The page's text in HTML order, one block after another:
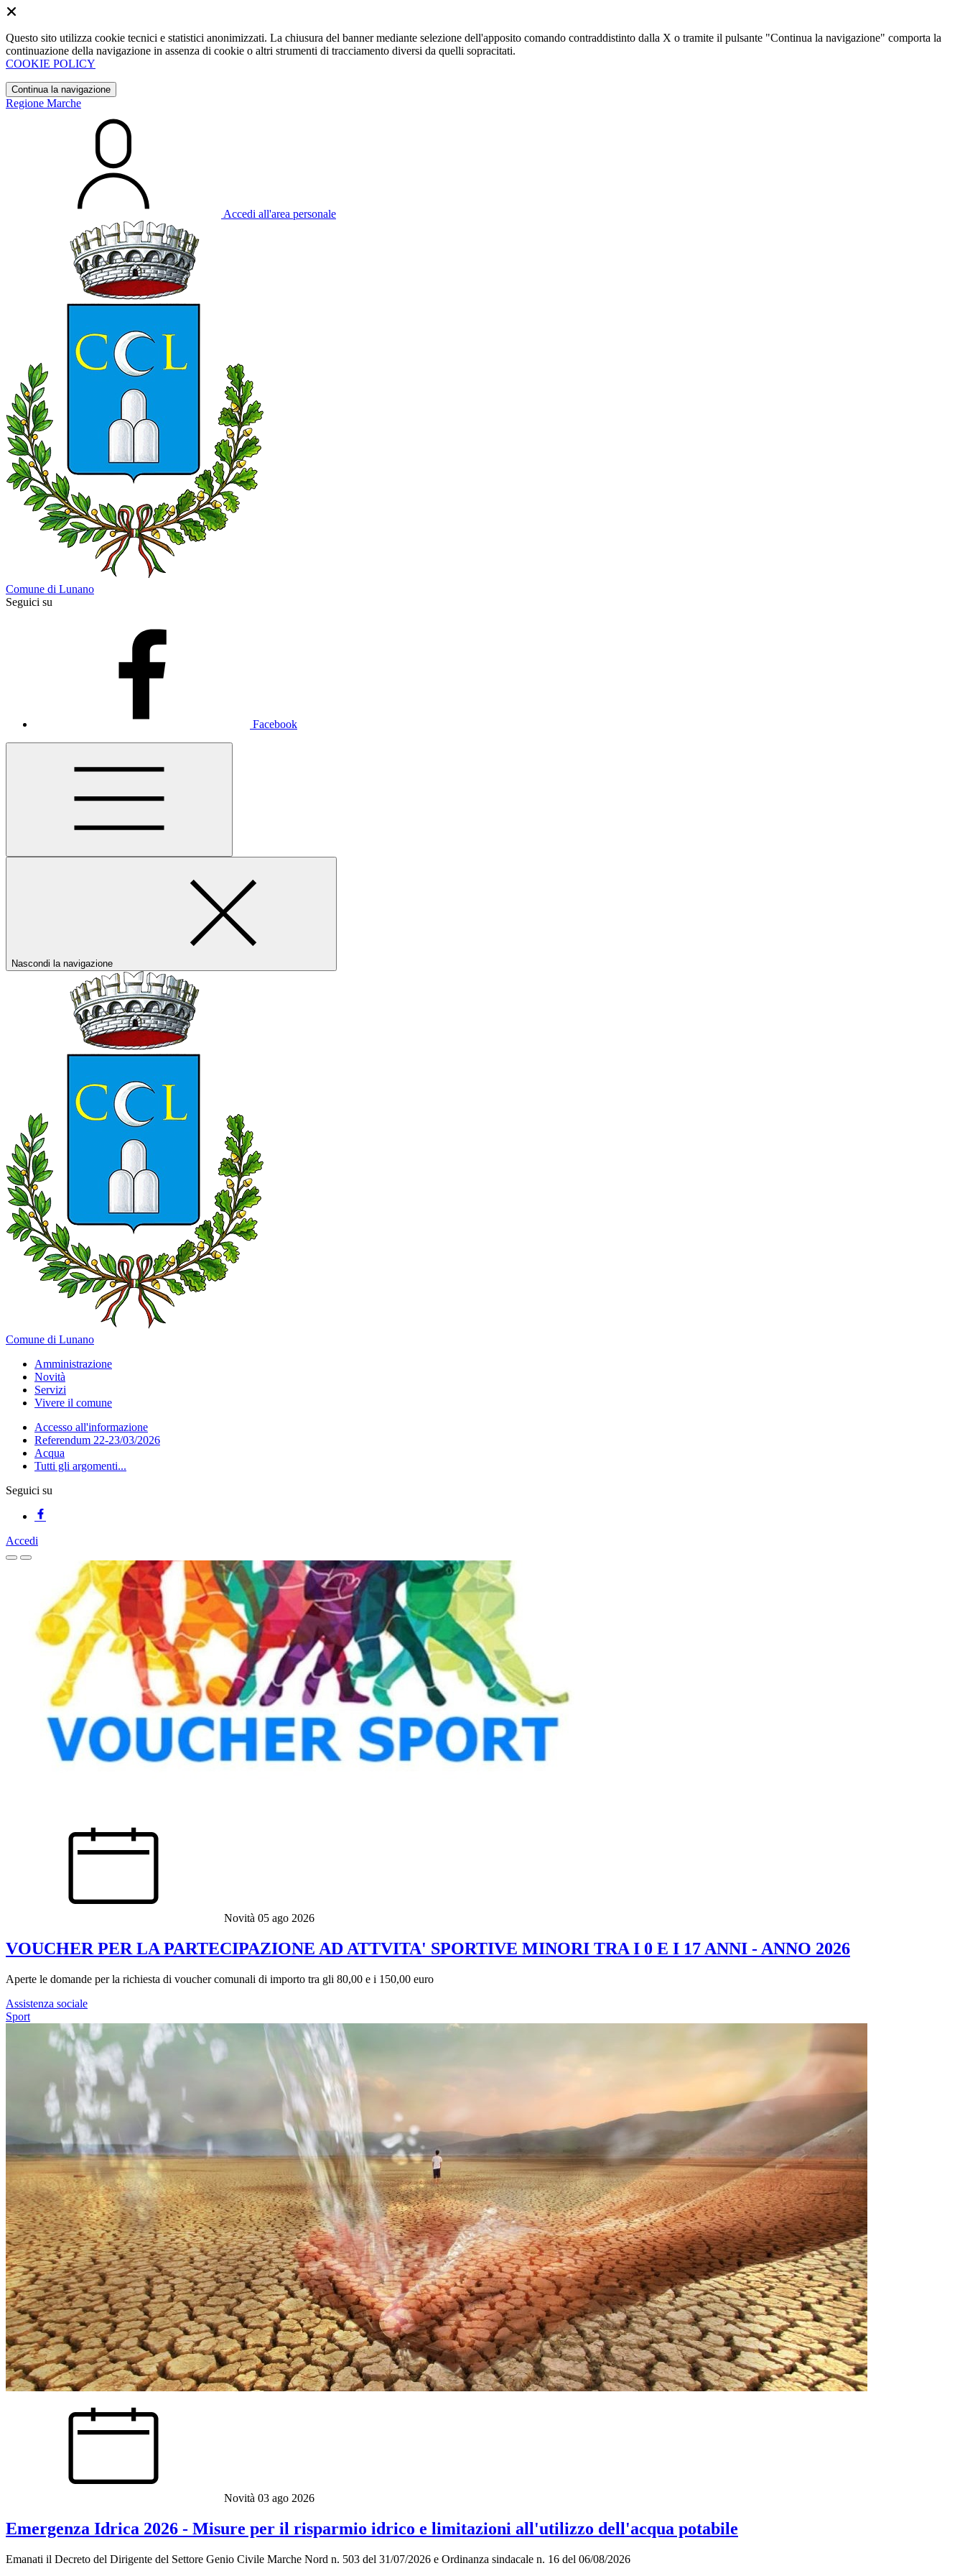
Questo sito utilizza cookie tecnici e statistici anonimizzati. La chiusura del banner mediante selezione dell'apposito comando contraddistinto dalla X o tramite il pulsante "Continua la navigazione" comporta la
continuazione della navigazione in assenza di cookie o altri strumenti di tracciamento diversi da quelli sopracitati.
COOKIE POLICY
Continua la navigazione
Regione Marche
Accedi all'area personale
Comune di Lunano
Seguici su
Facebook
Nascondi la navigazione
Comune di Lunano
Amministrazione
Novità
Servizi
Vivere il comune
Accesso all'informazione
Referendum 22-23/03/2026
Acqua
Tutti gli argomenti...
Seguici su
Accedi
Homepage
Novità 05 ago 2026
VOUCHER PER LA PARTECIPAZIONE AD ATTVITA' SPORTIVE MINORI TRA I 0 E I 17 ANNI - ANNO 2026
Aperte le domande per la richiesta di voucher comunali di importo tra gli 80,00 e i 150,00 euro
Assistenza sociale
Sport
Novità 03 ago 2026
Emergenza Idrica 2026 - Misure per il risparmio idrico e limitazioni all'utilizzo dell'acqua potabile
Emanati il Decreto del Dirigente del Settore Genio Civile Marche Nord n. 503 del 31/07/2026 e Ordinanza sindacale n. 16 del 06/08/2026